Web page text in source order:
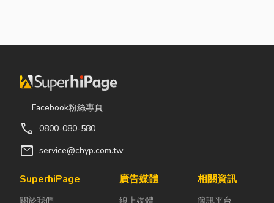
要求提供「碳
「永續報告
書」。這讓不
少傳產老闆感
底 ESG 永續是
什麼？我們公
真的需要找
隨著佛教、道
逐漸成為寺
品。 近年來，
康與環保意識
的嘉義挖土
言，從農田整
Facebook粉絲專頁
call 0800-080-580
mail service@chyp.com.tw
SuperhiPage
關於我們
廣告媒體
線上媒體
相關資訊
簡訊平台